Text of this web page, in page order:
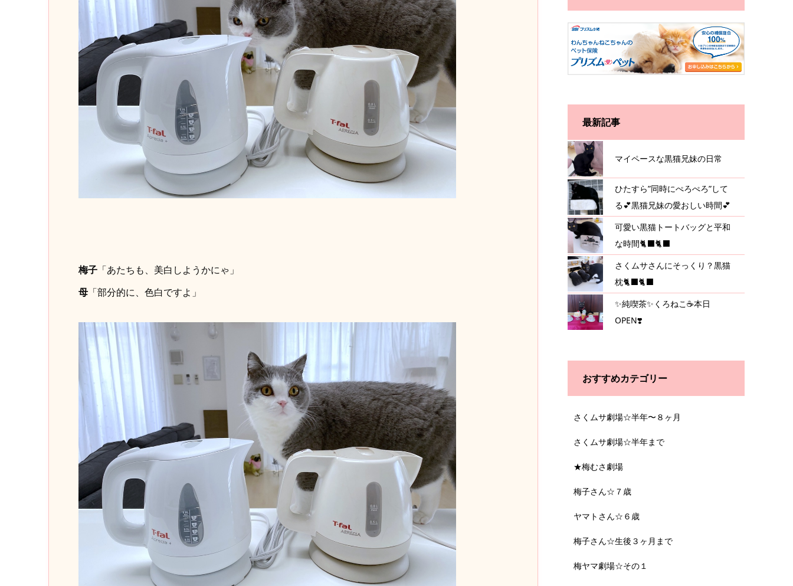
梅子「あたちも、美白しようかにゃ」
母「部分的に、色白ですよ」
最新記事
マイペースな黒猫兄妹の日常
ひたすら”同時にぺろぺろ”して
る💕黒猫兄妹の愛おしい時間💕
可愛い黒猫トートバッグと平和
な時間🐈‍⬛🐈‍⬛
さくムサさんにそっくり？黒猫
枕🐈‍⬛🐈‍⬛
✨純喫茶✨くろねこ☕️本日
OPEN❣️
おすすめカテゴリー
さくムサ劇場☆半年〜８ヶ月
さくムサ劇場☆半年まで
★梅むさ劇場
梅子さん☆７歳
ヤマトさん☆６歳
梅子さん☆生後３ヶ月まで
梅ヤマ劇場☆その１